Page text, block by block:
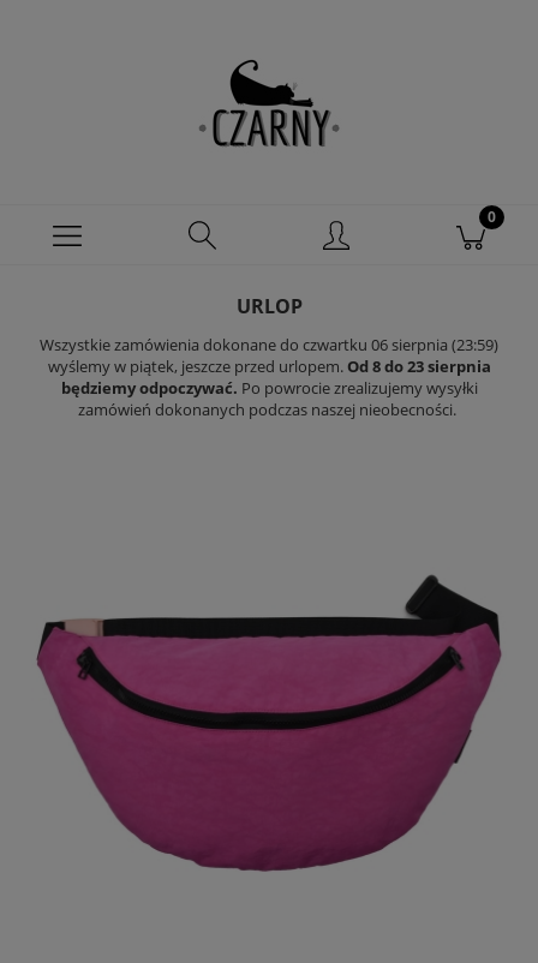
URLOP
Wszystkie zamówienia dokonane do czwartku 06 sierpnia (23:59)
wyślemy w piątek, jeszcze przed urlopem. Od 8 do 23 sierpnia
będziemy odpoczywać. Po powrocie zrealizujemy wysyłki
zamówień dokonanych podczas naszej nieobecności.